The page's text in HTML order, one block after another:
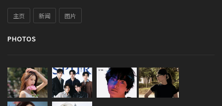
主页 新闻 图片
PHOTOS